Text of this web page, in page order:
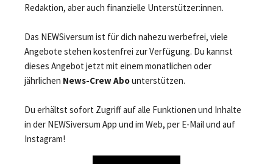
Redaktion, aber auch finanzielle Unterstützer:innen.
Das NEWSiversum ist für dich nahezu werbefrei, viele
Angebote stehen kostenfrei zur Verfügung. Du kannst
dieses Angebot jetzt mit einem monatlichen oder
jährlichen News-Crew Abounterstützen.
Du erhältst sofort Zugriff auf alle Funktionen und Inhalte
in der NEWSiversum App und im Web, per E-Mail und auf
Instagram!